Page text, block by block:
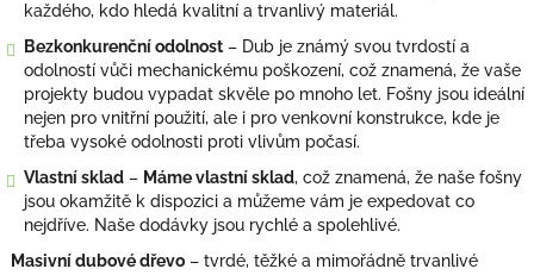
každého, kdo hledá kvalitní a trvanlivý materiál.
Bezkonkurenční odolnost – Dub je známý svou tvrdostí a
odolností vůči mechanickému poškození, což znamená, že vaše
projekty budou vypadat skvěle po mnoho let. Fošny jsou ideální
nejen pro vnitřní použití, ale i pro venkovní konstrukce, kde je
třeba vysoké odolnosti proti vlivům počasí.
Vlastní sklad – Máme vlastní sklad, což znamená, že naše fošny
jsou okamžitě k dispozici a můžeme vám je expedovat co
nejdříve. Naše dodávky jsou rychlé a spolehlivé.
Masivní dubové dřevo – tvrdé, těžké a mimořádně trvanlivé